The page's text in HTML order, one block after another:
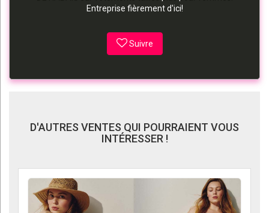
Entreprise fièrement d'ici!
Suivre
D'AUTRES VENTES QUI POURRAIENT VOUS
INTÉRESSER !